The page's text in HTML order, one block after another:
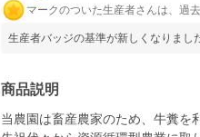
マークのついた生産者さんは、過
生産者バッジの基準が新しくなりまし
商品説明
当農園は畜産農家のため、牛糞を